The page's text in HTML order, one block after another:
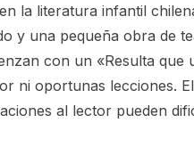
la literatura infantil
y una pequeña obra de
con un «Resulta
ni oportunas lecciones.
al lector pueden